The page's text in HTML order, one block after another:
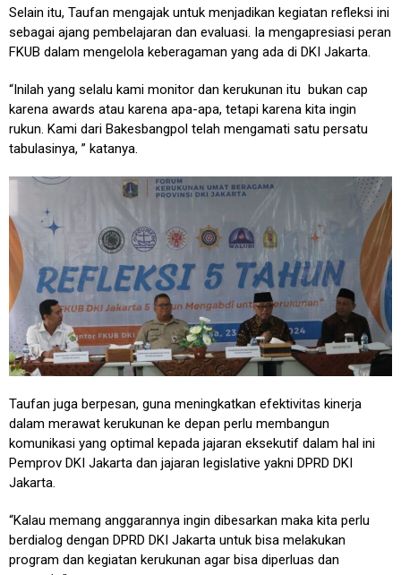
Selain itu, Taufan mengajak untuk menjadikan kegiatan refleksi ini
sebagai ajang pembelajaran dan evaluasi. Ia mengapresiasi peran
FKUB dalam mengelola keberagaman yang ada di DKI Jakarta.
“Inilah yang selalu kami monitor dan kerukunan itu bukan cap
karena awards atau karena apa-apa, tetapi karena kita ingin
rukun. Kami dari Bakesbangpol telah mengamati satu persatu
tabulasinya, ” katanya.
Taufan juga berpesan, guna meningkatkan efektivitas kinerja
dalam merawat kerukunan ke depan perlu membangun
komunikasi yang optimal kepada jajaran eksekutif dalam hal ini
Pemprov DKI Jakarta dan jajaran legislative yakni DPRD DKI
Jakarta.
“Kalau memang anggarannya ingin dibesarkan maka kita perlu
berdialog dengan DPRD DKI Jakarta untuk bisa melakukan
program dan kegiatan kerukunan agar bisa diperluas dan